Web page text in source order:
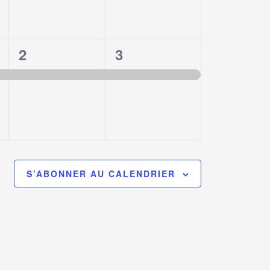
1
évènement,
2
1
évènement,
3
S’ABONNER AU CALENDRIER